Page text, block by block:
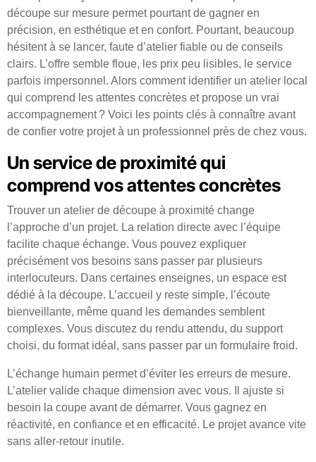
découpe sur mesure permet pourtant de gagner en
précision, en esthétique et en confort. Pourtant, beaucoup
hésitent à se lancer, faute d’atelier fiable ou de conseils
clairs. L’offre semble floue, les prix peu lisibles, le service
parfois impersonnel. Alors comment identifier un atelier local
qui comprend les attentes concrètes et propose un vrai
accompagnement ? Voici les points clés à connaître avant
de confier votre projet à un professionnel près de chez vous.
Un service de proximité qui
comprend vos attentes concrètes
Trouver un atelier de découpe à proximité change
l’approche d’un projet. La relation directe avec l’équipe
facilite chaque échange. Vous pouvez expliquer
précisément vos besoins sans passer par plusieurs
interlocuteurs. Dans certaines enseignes, un espace est
dédié à la découpe. L’accueil y reste simple, l’écoute
bienveillante, même quand les demandes semblent
complexes. Vous discutez du rendu attendu, du support
choisi, du format idéal, sans passer par un formulaire froid.
L’échange humain permet d’éviter les erreurs de mesure.
L’atelier valide chaque dimension avec vous. Il ajuste si
besoin la coupe avant de démarrer. Vous gagnez en
réactivité, en confiance et en efficacité. Le projet avance vite
sans aller-retour inutile.